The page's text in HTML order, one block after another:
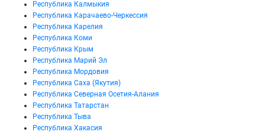
Республика Калмыкия
Республика Карачаево-Черкессия
Республика Карелия
Республика Коми
Республика Крым
Республика Марий Эл
Республика Мордовия
Республика Саха (Якутия)
Республика Северная Осетия-Алания
Республика Татарстан
Республика Тыва
Республика Хакасия